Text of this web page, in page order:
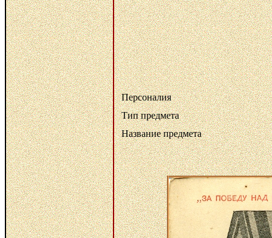
Персоналия
Тип предмета
Название предмета